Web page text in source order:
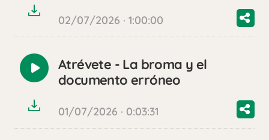
02/07/2026 · 1:00:00
Reproducir
audio
Atrévete - La broma y el
documento erróneo
01/07/2026 · 0:03:31